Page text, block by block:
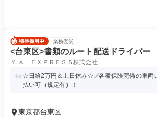
業務委託
<台東区>書類のルート配送ドライバー
Ｙ’ｓ ＥＸＰＲＥＳＳ株式会社
☆日給2万円＆土日休み☆✅各種保険完備の車両
払い可（規定有）！
東京都台東区